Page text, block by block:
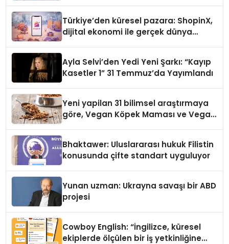
Türkiye’den küresel pazara: ShopinX,
dijital ekonomi ile gerçek dünya
Ayla Selvi’den Yedi Yeni Şarkı: “Kayıp
Kasetler 1” 31 Temmuz’da Yayımlandı
Yeni yapilan 31 bilimsel araştırmaya
göre, Vegan Köpek Maması ve Vegan
Bhaktawer: Uluslararası hukuk Filistin
konusunda çifte standart uyguluyor
Yunan uzman: Ukrayna savaşı bir ABD
projesi
Cowboy English: “İngilizce, küresel
ekiplerde ölçülen bir iş yetkinliğine